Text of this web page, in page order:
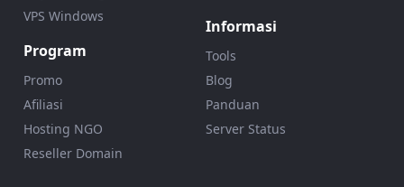
VPS Windows
Program
Promo
Afiliasi
Hosting NGO
Reseller Domain
Informasi
Tools
Blog
Panduan
Server Status